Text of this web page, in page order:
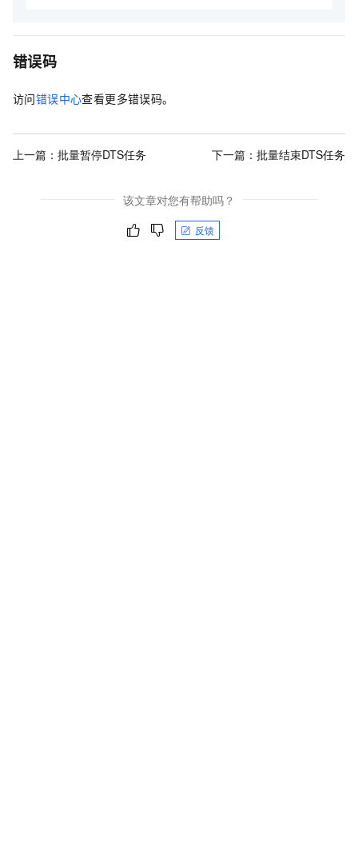
错误码
访问错误中心查看更多错误码。
上一篇： 批量暂停DTS任务 下一篇： 批量结束DTS任务
该文章对您有帮助吗？
反馈